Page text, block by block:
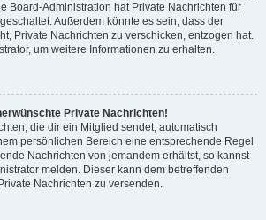
Board-Administration hat Private Nachrichten für
Außerdem könnte es sein, dass der
Private Nachrichten zu verschicken, entzogen hat.
um weitere Informationen zu erhalten.
Private Nachrichten!
die dir ein Mitglied sendet, automatisch
persönlichen Bereich eine entsprechende Regel
Nachrichten von jemandem erhältst, so kannst
melden. Dieser kann dem betreffenden
Nachrichten zu versenden.